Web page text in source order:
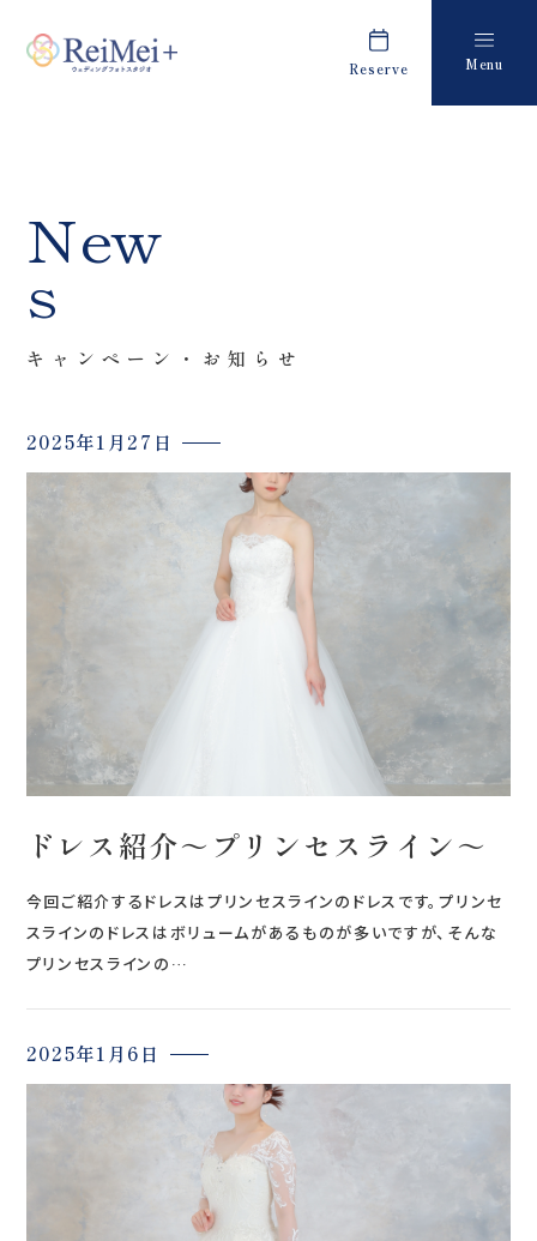
Reserve Menu
〒963-8041
福島県郡山市富田町権現林9−１
0120-05-7536
Time.10:30 - 18:00（年中無休）
来店のご予約
お問い合わせ
Costume
衣装
About us
フォトレタッチ
Studio Blog
New
s
キャンペーン・お知らせ
2025年1月27日
ドレス紹介～プリンセスライン～
今回ご紹介するドレスはプリンセスラインのドレスです。プリンセ
スラインのドレスはボリュームがあるものが多いですが、そんな
プリンセスラインの…
2025年1月6日